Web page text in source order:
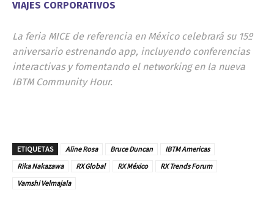
VIAJES CORPORATIVOS
La feria MICE de referencia en México celebrará su 15º
aniversario estrenando app, incluyendo conferencias
interactivas y fomentando el networkingen la nueva
IBTM Community Hour.
ETIQUETAS Aline Rosa Bruce Duncan
IBTM Americas
Rika Nakazawa
RX Global RX México
RX Trends Forum
Vamshi Velmajala